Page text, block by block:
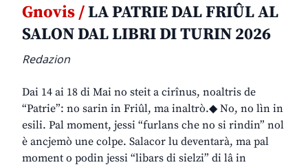
Gnovis /LA PATRIE DAL FRIÛL AL
SALON DAL LIBRI DI TURIN 2026
Redazion
Dai 14 ai 18 di Mai no steit a cirînus, noaltris de
“Patrie”: no sarin in Friûl, ma inaltrò.◆ No, no lìn in
esili. Pal moment, jessi “furlans che no si rindin” nol
è ancjemò une colpe. Salacor lu deventarà, ma pal
moment o podin jessi “libars di sielzi” di lâ in